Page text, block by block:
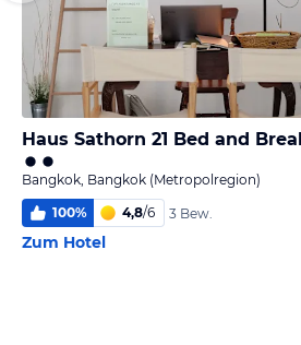
Haus Sathorn 21 Bed and
Bangkok, Bangkok (Metropolregion)
100% 4,8/6 3 Bew.
Zum Hotel